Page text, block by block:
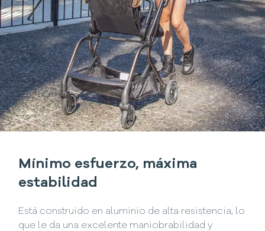
Mínimo esfuerzo, máxima
estabilidad
Está construido en aluminio de alta resistencia, lo
que le da una excelente maniobrabilidad y